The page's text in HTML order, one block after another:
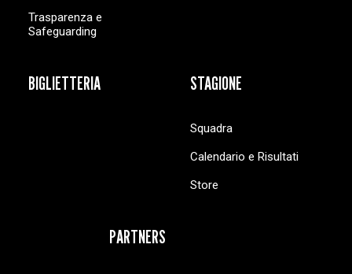
Trasparenza e
Safeguarding
BIGLIETTERIA STAGIONE
Squadra
Calendario e Risultati
Store
PARTNERS